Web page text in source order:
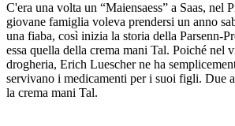
C'era una volta un “Maiensaess” a Saas, nel
giovane famiglia voleva prendersi un anno
una fiaba, così inizia la storia della Parsenn-
essa quella della crema mani Tal. Poiché nel
drogheria, Erich Luescher ne ha
servivano i medicamenti per i suoi figli. Due
la crema mani Tal.